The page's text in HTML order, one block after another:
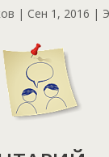
| Сен 1, 2016 |